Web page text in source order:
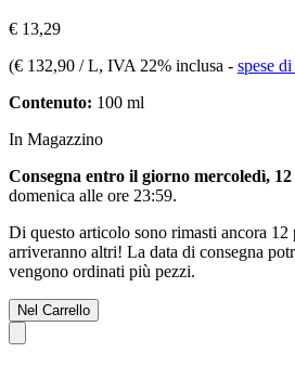
€ 13,29
(€ 132,90 / L, IVA 22% inclusa - spese
Contenuto: 100 ml
In Magazzino
Consegna entro il giorno mercoledì, 12
domenica alle ore 23:59.
Di questo articolo sono rimasti ancora 12
arriveranno altri! La data di consegna
vengono ordinati più pezzi.
Nel Carrello